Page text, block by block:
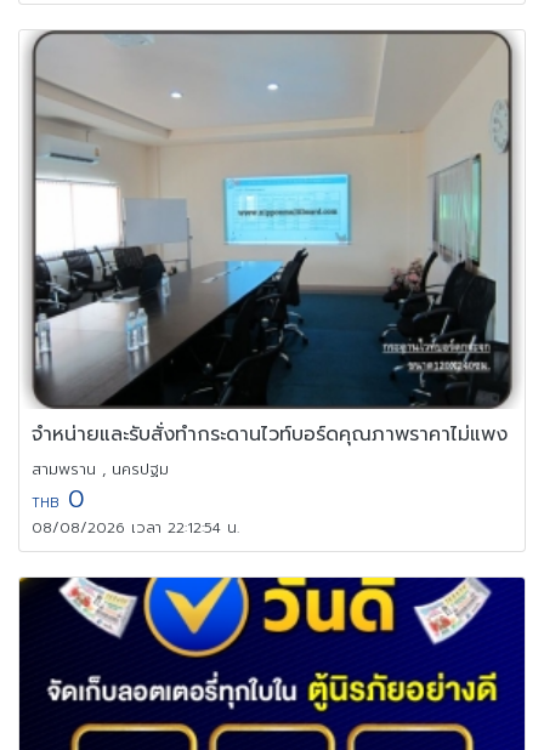
จำหน่ายและรับสั่งทำกระดานไวท์บอร์ดคุณภาพราคาไม่แพง
สามพราน , นครปฐม
THB 0
08/08/2026 เวลา 22:12:54 น.